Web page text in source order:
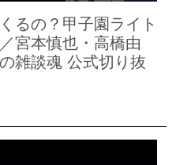
るの？甲子園ライト
宮本慎也・高橋由
雑談魂 公式切り抜